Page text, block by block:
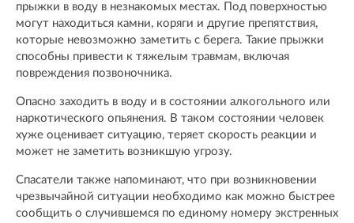
прыжки в воду в незнакомых местах. Под поверхностью
могут находиться камни, коряги и другие препятствия,
которые невозможно заметить с берега. Такие прыжки
способны привести к тяжелым травмам, включая
повреждения позвоночника.
Опасно заходить в воду и в состоянии алкогольного или
наркотического опьянения. В таком состоянии человек
хуже оценивает ситуацию, теряет скорость реакции и
может не заметить возникшую угрозу.
Спасатели также напоминают, что при возникновении
чрезвычайной ситуации необходимо как можно быстрее
сообщить о случившемся по единому номеру экстренных